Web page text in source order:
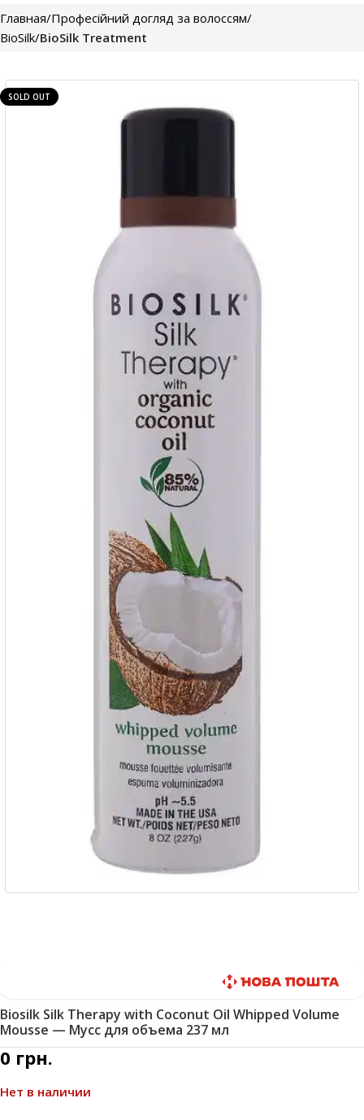
Главная Професійний догляд за волоссям
BioSilk BioSilk Treatment
SOLD OUT
Biosilk Silk Therapy with Coconut Oil Whipped Volume
Mousse — Мусс для объема 237 мл
0 грн.
Нет в наличии